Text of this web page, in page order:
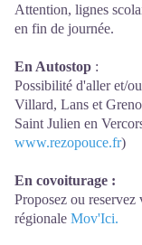
Attention, lignes
en fin de journée.
En Autostop :
Possibilité d'aller et/
Villard, Lans et
Saint Julien en
www.rezopouce.fr)
En covoiturage :
Proposez ou
régionale Mov'Ici.